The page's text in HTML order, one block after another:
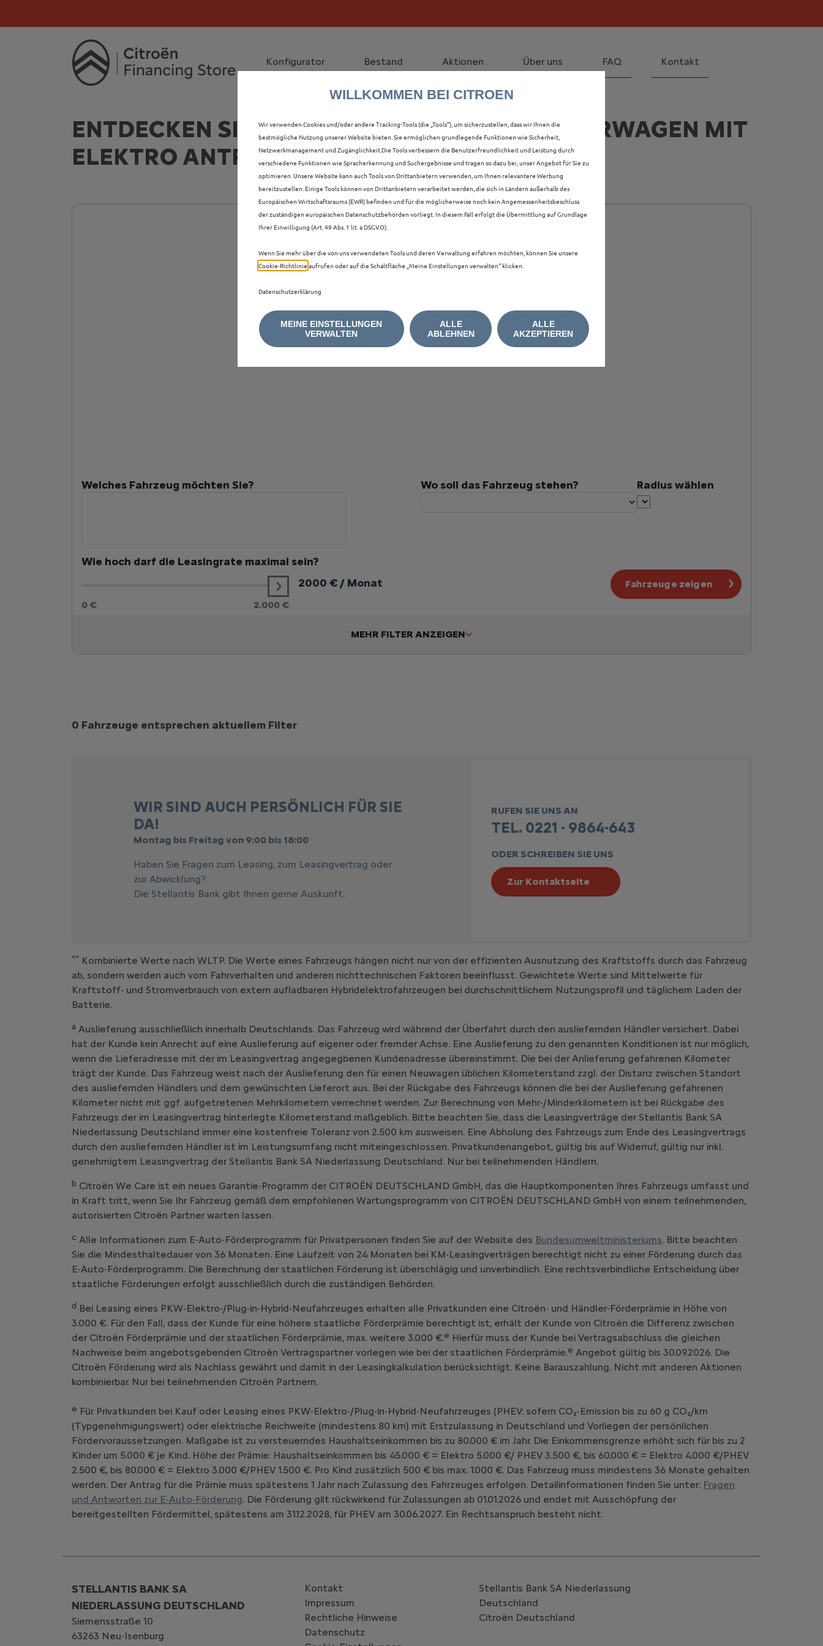
Konfigurator Bestand Aktionen Über uns FAQ Kontakt
ENTDECKEN SIE ALLE Ë-C3 AIRCROSS VORFÜHRWAGEN MIT
ELEKTRO ANTRIEB IN KARLSRUHE
Welches Fahrzeug möchten Sie? Wo soll das Fahrzeug stehen? Radius wählen
Wie hoch darf die Leasingrate maximal sein?
0 € 2.000 €
2000 € / Monat Fahrzeuge zeigen
MEHR FILTER ANZEIGEN
Suchergebnisse
0 Fahrzeuge entsprechen aktuellem Filter
WIR SIND AUCH PERSÖNLICH FÜR SIE
DA!
Montag bis Freitag von 9:00 bis 18:00
Haben Sie Fragen zum Leasing, zum Leasingvertrag oder
zur Abwicklung?
Die Stellantis Bank gibt Ihnen gerne Auskunft.
RUFEN SIE UNS AN
TEL. 0221 - 9864-643
ODER SCHREIBEN SIE UNS
Zur Kontaktseite
** Kombinierte Werte nach WLTP. Die Werte eines Fahrzeugs hängen nicht nur von der effizienten Ausnutzung des Kraftstoffs durch das Fahrzeug
ab, sondern werden auch vom Fahrverhalten und anderen nichttechnischen Faktoren beeinflusst. Gewichtete Werte sind Mittelwerte für
Kraftstoff- und Stromverbrauch von extern aufladbaren Hybridelektrofahrzeugen bei durchschnittlichem Nutzungsprofil und täglichem Laden der
Batterie.
a Auslieferung ausschließlich innerhalb Deutschlands. Das Fahrzeug wird während der Überfahrt durch den ausliefernden Händler versichert. Dabei
hat der Kunde kein Anrecht auf eine Auslieferung auf eigener oder fremder Achse. Eine Auslieferung zu den genannten Konditionen ist nur möglich,
wenn die Lieferadresse mit der im Leasingvertrag angegegbenen Kundenadresse übereinstimmt. Die bei der Anlieferung gefahrenen Kilometer
trägt der Kunde. Das Fahrzeug weist nach der Auslieferung den für einen Neuwagen üblichen Kilometerstand zzgl. der Distanz zwischen Standort
des ausliefernden Händlers und dem gewünschten Lieferort aus. Bei der Rückgabe des Fahrzeugs können die bei der Auslieferung gefahrenen
Kilometer nicht mit ggf. aufgetretenen Mehrkilometern verrechnet werden. Zur Berechnung von Mehr-/Minderkilometern ist bei Rückgabe des
Fahrzeugs der im Leasingvertrag hinterlegte Kilometerstand maßgeblich. Bitte beachten Sie, dass die Leasingverträge der Stellantis Bank SA
Niederlassung Deutschland immer eine kostenfreie Toleranz von 2.500 km ausweisen. Eine Abholung des Fahrzeugs zum Ende des Leasingvertrags
durch den ausliefernden Händler ist im Leistungsumfang nicht miteingeschlossen. Privatkundenangebot, gültig bis auf Widerruf, gültig nur inkl.
genehmigtem Leasingvertrag der Stellantis Bank SA Niederlassung Deutschland. Nur bei teilnehmenden Händlern.
b Citroën We Care ist ein neues Garantie-Programm der CITROËN DEUTSCHLAND GmbH, das die Hauptkomponenten Ihres Fahrzeugs umfasst und
in Kraft tritt, wenn Sie Ihr Fahrzeug gemäß dem empfohlenen Wartungsprogramm von CITROËN DEUTSCHLAND GmbH von einem teilnehmenden,
autorisierten Citroën Partner warten lassen.
c Alle Informationen zum E-Auto-Förderprogramm für Privatpersonen finden Sie auf der Website des Bundesumweltministeriums. Bitte beachten
Sie die Mindesthaltedauer von 36 Monaten. Eine Laufzeit von 24 Monaten bei KM-Leasingverträgen berechtigt nicht zu einer Förderung durch das
E-Auto-Förderprogramm. Die Berechnung der staatlichen Förderung ist überschlägig und unverbindlich. Eine rechtsverbindliche Entscheidung über
staatliche Förderungen erfolgt ausschließlich durch die zuständigen Behörden.
d Bei Leasing eines PKW-Elektro-/Plug-in-Hybrid-Neufahrzeuges erhalten alle Privatkunden eine Citroën- und Händler-Förderprämie in Höhe von
3.000 €. Für den Fall, dass der Kunde für eine höhere staatliche Förderprämie berechtigt ist, erhält der Kunde von Citroën die Differenz zwischen
der Citroën Förderprämie und der staatlichen Förderprämie, max. weitere 3.000 €.e Hierfür muss der Kunde bei Vertragsabschluss die gleichen
Nachweise beim angebotsgebenden Citroën Vertragspartner vorlegen wie bei der staatlichen Förderprämie.e Angebot gültig bis 30.09.2026. Die
Citroën Förderung wird als Nachlass gewährt und damit in der Leasingkalkulation berücksichtigt. Keine Barauszahlung. Nicht mit anderen Aktionen
kombinierbar. Nur bei teilnehmenden Citroën Partnern.
e Für Privatkunden bei Kauf oder Leasing eines PKW-Elektro-/Plug-in-Hybrid-Neufahrzeuges (PHEV: sofern CO₂-Emission bis zu 60 g CO₂/km
(Typgenehmigungswert) oder elektrische Reichweite (mindestens 80 km) mit Erstzulassung in Deutschland und Vorliegen der persönlichen
Fördervoraussetzungen. Maßgabe ist zu versteuerndes Haushaltseinkommen bis zu 80.000 € im Jahr. Die Einkommensgrenze erhöht sich für bis zu 2
Kinder um 5.000 € je Kind. Höhe der Prämie: Haushaltseinkommen bis 45.000 € = Elektro 5.000 €/ PHEV 3.500 €, bis 60.000 € = Elektro 4.000 €/PHEV
2.500 €, bis 80.000 € = Elektro 3.000 €/PHEV 1.500 €. Pro Kind zusätzlich 500 € bis max. 1.000 €. Das Fahrzeug muss mindestens 36 Monate gehalten
werden. Der Antrag für die Prämie muss spätestens 1 Jahr nach Zulassung des Fahrzeuges erfolgen. Detailinformationen finden Sie unter: Fragen
und Antworten zur E-Auto-Förderung. Die Förderung gilt rückwirkend für Zulassungen ab 01.01.2026 und endet mit Ausschöpfung der
bereitgestellten Fördermittel, spätestens am 31.12.2028, für PHEV am 30.06.2027. Ein Rechtsanspruch besteht nicht.
STELLANTIS BANK SA
NIEDERLASSUNG DEUTSCHLAND
Siemensstraße 10
63263 Neu-Isenburg
Kontakt
Impressum
Rechtliche Hinweise
Datenschutz
Stellantis Bank SA Niederlassung
Deutschland
Citroën‎ Deutschland
WILLKOMMEN BEI CITROEN
Wir verwenden Cookies und/oder andere Tracking-Tools (die „Tools“), um sicherzustellen, dass wir Ihnen die
bestmögliche Nutzung unserer Website bieten. Sie ermöglichen grundlegende Funktionen wie Sicherheit,
Netzwerkmanagement und Zugänglichkeit.Die Tools verbessern die Benutzerfreundlichkeit und Leistung durch
verschiedene Funktionen wie Spracherkennung und Suchergebnisse und tragen so dazu bei, unser Angebot für Sie zu
optimieren. Unsere Website kann auch Tools von Drittanbietern verwenden, um Ihnen relevantere Werbung
bereitzustellen. Einige Tools können von Drittanbietern verarbeitet werden, die sich in Ländern außerhalb des
Europäischen Wirtschaftsraums (EWR) befinden und für die möglicherweise noch kein Angemessenheitsbeschluss
der zuständigen europäischen Datenschutzbehörden vorliegt. In diesem Fall erfolgt die Übermittlung auf Grundlage
Ihrer Einwilligung (Art. 49 Abs. 1 lit. a DSGVO).
Wenn Sie mehr über die von uns verwendeten Tools und deren Verwaltung erfahren möchten, können Sie unsere
Cookie‑Richtlinie aufrufen oder auf die Schaltfläche „Meine Einstellungen verwalten“ klicken.
Datenschutzerklärung
MEINE EINSTELLUNGEN
VERWALTEN
ALLE
AKZEPTIEREN
ALLE
ABLEHNEN